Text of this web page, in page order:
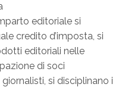
editoriale si
credito d’imposta, si
editoriali nelle
di soci
si disciplinano i